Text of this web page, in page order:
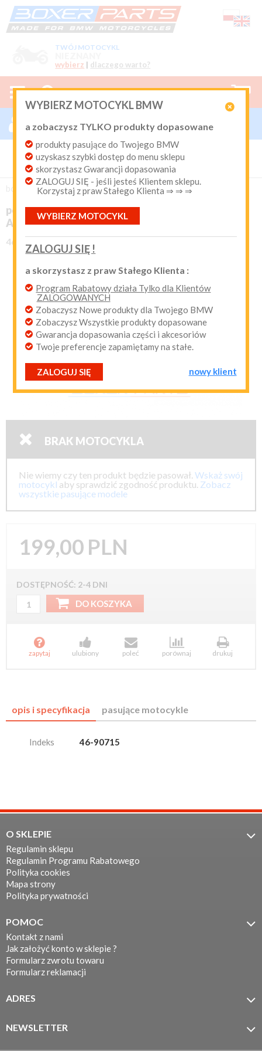
TWÓJ MOTOCYKL
wybierz | dlaczego warto?

WYBIERZ MOTOCYKL BMW
a zobaczysz TYLKO produkty dopasowane
produkty pasujące do Twojego BMW
uzyskasz szybki dostęp do menu sklepu
skorzystasz Gwarancji dopasowania
ZALOGUJ SIĘ - jeśli jesteś Klientem sklepu.
Korzystaj z praw Stałego Klienta ⇒ ⇒ ⇒
WYBIERZ MOTOCYKL
ZALOGUJ SIĘ !
a skorzystasz z praw Stałego Klienta :
Program Rabatowy działa Tylko dla Klientów
ZALOGOWANYCH
Zobaczysz Nowe produkty dla Twojego BMW
Zobaczysz Wszystkie produkty dopasowane
Gwarancja dopasowania części i akcesoriów
Twoje preferencje zapamiętamy na stałe.
ZALOGUJ SIĘ nowy klient
  
0
 Nowy klient
Login:
Hasło:
przypomnij mi hasło nowy klient
Produkty dopasowane do Twojego motocykla
BMW. Program Rabatowy po pierwszych zakupach. Od 20
lat on-line kurier Inpost i Paczkomat od 9.90 zł
boxer-parts / GMOLE i PROTEKTORY / Gmole i ślizgi
poszerzenie stopki bocznej BMW R1200GS i
Adventure
  (0)
46-90715
 BRAK MOTOCYKLA
Nie wiemy czy ten produkt będzie pasował. Wskaż swój
motocykl aby sprawdzić zgodność produktu. Zobacz
wszystkie pasujące modele
BMW R1200GS 2007-
BMW R1200GS 2010-
BMW R1200GS
Adventure 2010-2013
199,00 PLN
DOSTĘPNOŚĆ: 2-4 DNI

zapytaj

ulubiony

poleć

porównaj

drukuj
opis i specyfikacja pasujące motocykle
Indeks 46-90715
O SKLEPIE 
Regulamin sklepu
Regulamin Programu Rabatowego
Polityka cookies
Mapa strony
Polityka prywatności
POMOC 
Kontakt z nami
Jak założyć konto w sklepie ?
Formularz zwrotu towaru
Formularz reklamacji
ADRES 
ul. Koronkarska 7/11
NEWSLETTER 